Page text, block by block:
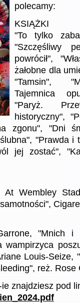
polecamy:
KSIĄŻKI
"To tylko
"Szczęśliwy
powrócił",
żałobne dla
"Tamsin",
Tajemnica
"Paryż.
historyczny",
zgonu", "Dni
"Prawda i
jej zostać",
At Wembley
"Mnich i
wampirzyca
Louis-Seize,
reż. Rose
znajdziesz pod